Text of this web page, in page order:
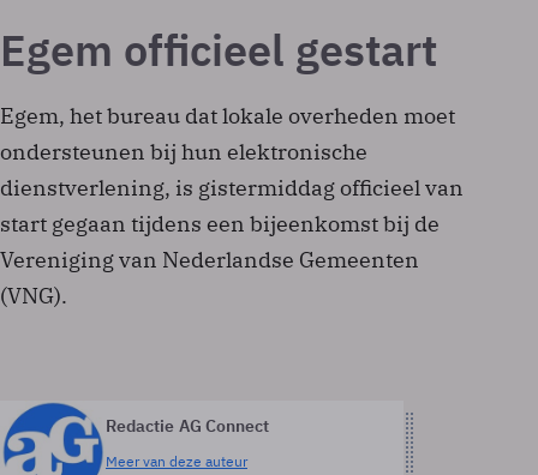
Egem officieel gestart
Egem, het bureau dat lokale overheden moet
ondersteunen bij hun elektronische
dienstverlening, is gistermiddag officieel van
start gegaan tijdens een bijeenkomst bij de
Vereniging van Nederlandse Gemeenten
(VNG).
Redactie AG Connect
Meer van deze auteur